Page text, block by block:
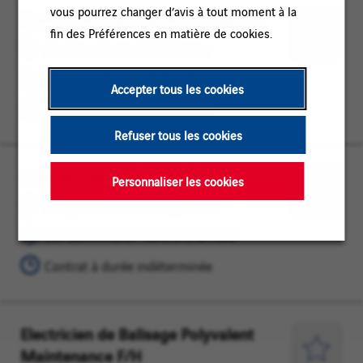
vous pourrez changer d’avis à tout moment à la
fin des Préférences en matière de cookies.
Accepter tous les cookies
Refuser tous les cookies
Personnaliser les cookies
Chef(fe) de machine bourreuse F/H
Nouâtre,
Centre-
EXPLOITATION
Contrat à durée indéterminée
Chargé(e) exploitation ferroviaire F/H
Villognon, Nouvelle-Aquitaine
Nouvelle-
EXPLOITATION / MAINTENANCE
Contrat à durée indéterminée
plus
Electricien de Balisage Polyvalent
Maintenance F/H
Aulnat,
Puy-
EXPLOITATION
/